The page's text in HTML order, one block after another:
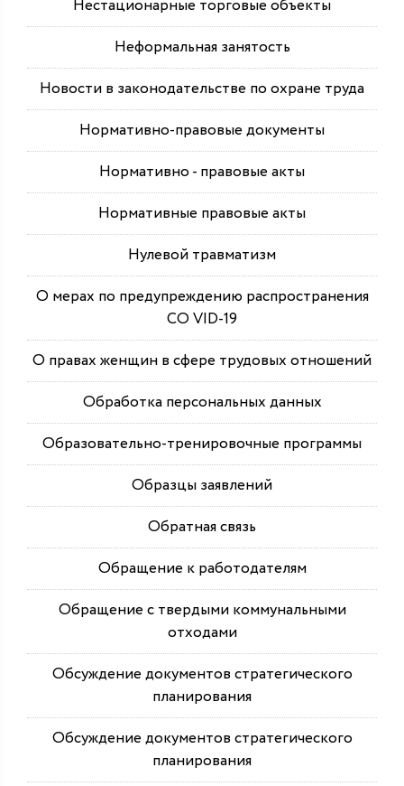
Нестационарные торговые объекты
Неформальная занятость
Новости в законодательстве по охране труда
Нормативно-правовые документы
Нормативно - правовые акты
Нормативные правовые акты
Нулевой травматизм
О мерах по предупреждению распространения
СО VID-19
О правах женщин в сфере трудовых отношений
Обработка персональных данных
Образовательно-тренировочные программы
Образцы заявлений
Обратная связь
Обращение к работодателям
Обращение с твердыми коммунальными
отходами
Обсуждение документов стратегического
планирования
Обсуждение документов стратегического
планирования